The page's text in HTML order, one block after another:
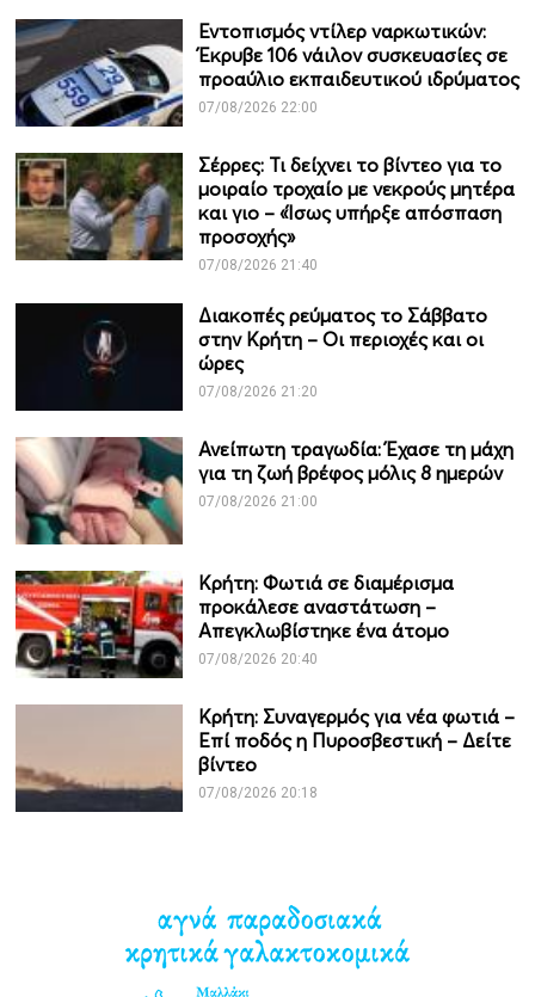
Εντοπισμός ντίλερ ναρκωτικών:
Έκρυβε 106 νάιλον συσκευασίες σε
προαύλιο εκπαιδευτικού ιδρύματος
07/08/2026 22:00
Σέρρες: Τι δείχνει το βίντεο για το
μοιραίο τροχαίο με νεκρούς μητέρα
και γιο – «Ίσως υπήρξε απόσπαση
προσοχής»
07/08/2026 21:40
Διακοπές ρεύματος το Σάββατο
στην Κρήτη – Οι περιοχές και οι
ώρες
07/08/2026 21:20
Ανείπωτη τραγωδία: Έχασε τη μάχη
για τη ζωή βρέφος μόλις 8 ημερών
07/08/2026 21:00
Κρήτη: Φωτιά σε διαμέρισμα
προκάλεσε αναστάτωση –
Απεγκλωβίστηκε ένα άτομο
07/08/2026 20:40
Κρήτη: Συναγερμός για νέα φωτιά –
Επί ποδός η Πυροσβεστική – Δείτε
βίντεο
07/08/2026 20:18